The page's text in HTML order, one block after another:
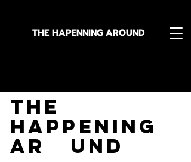
THE HAPENNING AROUND
The
Happening
Ar und